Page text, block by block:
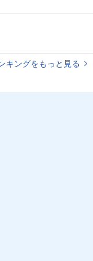
キングをもっと見る